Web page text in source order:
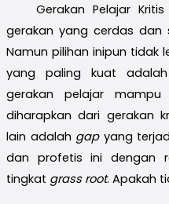
Gerakan Pelajar
gerakan yang cerdas dan
Namun pilihan inipun tidak
yang paling kuat
gerakan pelajar mampu
diharapkan dari gerakan
lain adalah gapyang
dan profetis ini dengan
tingkat grass root. Apakah